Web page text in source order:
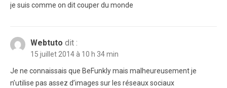
je suis comme on dit couper du monde
Webtuto dit :
15 juillet 2014 à 10 h 34 min
Je ne connaissais que BeFunkly mais malheureusement je
n’utilise pas assez d’images sur les réseaux sociaux